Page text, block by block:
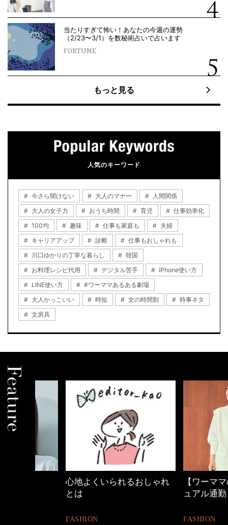
当たりすぎて怖い！あなたの今週の運勢
（2/23〜3/1）を数秘術占いで占います
FORTUNE
もっと見る
人気のキーワード
今さら聞けない 大人のマナー
人間関係
大人の女子力
おうち時間 育児
仕事効率化
100均
趣味 仕事も家庭も
夫婦
キャリアアップ
診断
仕事もおしゃれも
川口ゆかりの丁寧な暮らし
韓国
お料理レシピ代用
デジタル苦手
iPhone使い方
LINE使い方
#ワーママあるある劇場
大人かっこいい
時短 女の時間割
時事ネタ
文房具
心地よくいられるおしゃれ
FASHION
【ワーママのきれ
ュアル通勤】
FASHION